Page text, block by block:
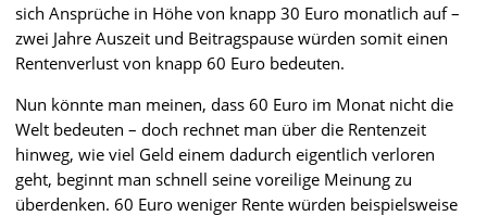
sich Ansprüche in Höhe von knapp 30 Euro monatlich auf –
zwei Jahre Auszeit und Beitragspause würden somit einen
Rentenverlust von knapp 60 Euro bedeuten.
Nun könnte man meinen, dass 60 Euro im Monat nicht die
Welt bedeuten – doch rechnet man über die Rentenzeit
hinweg, wie viel Geld einem dadurch eigentlich verloren
geht, beginnt man schnell seine voreilige Meinung zu
überdenken. 60 Euro weniger Rente würden beispielsweise